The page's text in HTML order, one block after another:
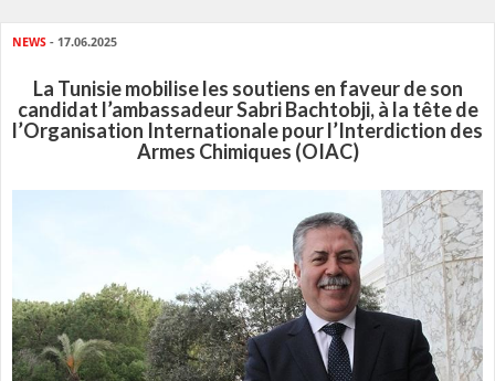
NEWS - 17.06.2025
La Tunisie mobilise les soutiens en faveur de son
candidat l’ambassadeur Sabri Bachtobji, à la tête de
l’Organisation Internationale pour l’Interdiction des
Armes Chimiques (OIAC)